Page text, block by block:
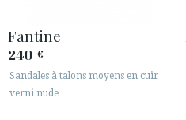
Fantine
240 €
Sandales à talons moyens en cuir
verni nude